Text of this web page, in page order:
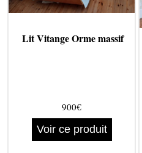
Lit Vitange Orme massif
900€
Voir ce produit